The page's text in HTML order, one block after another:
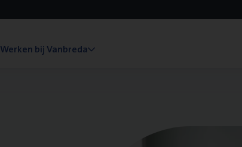
Werken bij Vanbreda